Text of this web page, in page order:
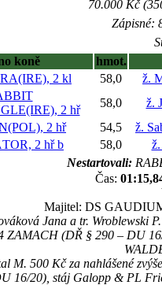
70.000 Kč
Zápisné:
koně
hmot.
2 kl 58,0
ž.
2 hř
58,0
ž.
2 hř 54,5
ž.
2 hřb 58,0
Nestartovali:
Čas:
Majitel: DS
Jana a tr. Wroblewski
ZAMACH (DŘ § 290 – DU
M. 500 Kč za nahlášené
16/20), stáj Galopp & PL